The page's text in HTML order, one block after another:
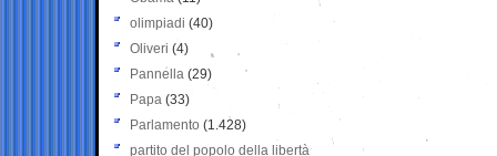
olimpiadi (40)
Oliveri (4)
Pannella (29)
Papa (33)
Parlamento (1.428)
partito del popolo della libertà